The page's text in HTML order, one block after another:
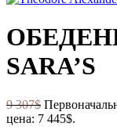
SARA’S
9 307$
цена: 7 445$.